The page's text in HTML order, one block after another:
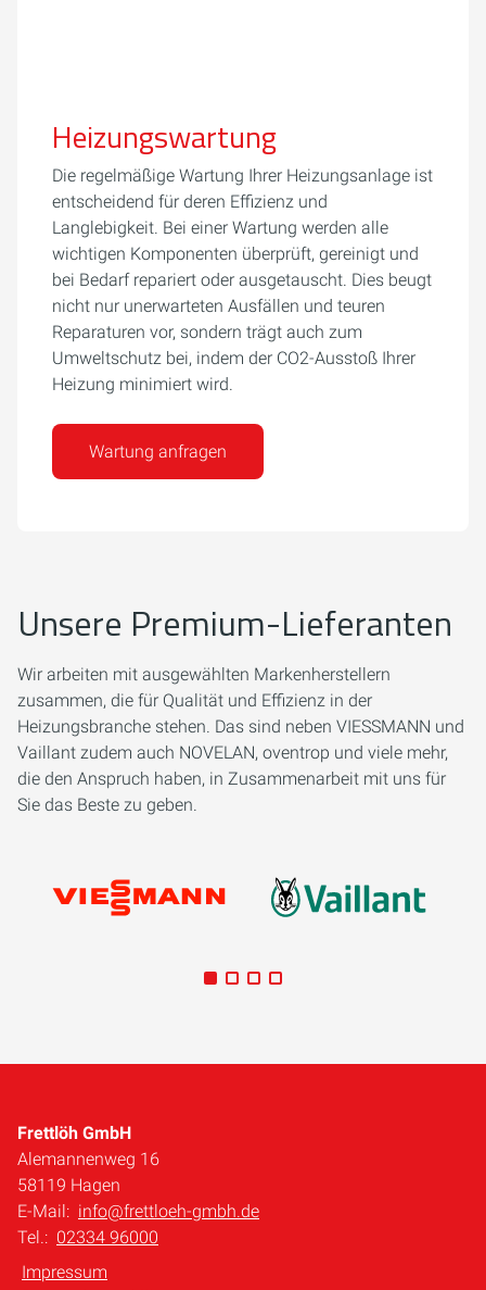
Heizungswartung
Die regelmäßige Wartung Ihrer Heizungsanlage ist
entscheidend für deren Effizienz und
Langlebigkeit. Bei einer Wartung werden alle
wichtigen Komponenten überprüft, gereinigt und
bei Bedarf repariert oder ausgetauscht. Dies beugt
nicht nur unerwarteten Ausfällen und teuren
Reparaturen vor, sondern trägt auch zum
Umweltschutz bei, indem der CO2-Ausstoß Ihrer
Heizung minimiert wird.
Wartung anfragen
Unsere Premium-Lieferanten
Wir arbeiten mit ausgewählten Markenherstellern
zusammen, die für Qualität und Effizienz in der
Heizungsbranche stehen. Das sind neben VIESSMANN und
Vaillant zudem auch NOVELAN, oventrop und viele mehr,
die den Anspruch haben, in Zusammenarbeit mit uns für
Sie das Beste zu geben.
Frettlöh GmbH
Alemannenweg 16
58119 Hagen
E-Mail: info@frettloeh-gmbh.de
Tel.: 02334 96000
Impressum